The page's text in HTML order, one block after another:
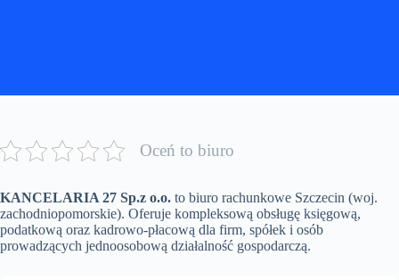
Oceń to biuro
KANCELARIA 27 Sp.z o.o. to biuro rachunkowe Szczecin (woj.
zachodniopomorskie). Oferuje kompleksową obsługę księgową,
podatkową oraz kadrowo-płacową dla firm, spółek i osób
prowadzących jednoosobową działalność gospodarczą.